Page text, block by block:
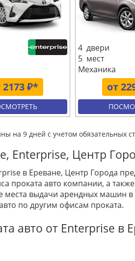
2173 ₽* от
4 двери
5 мест
Механика
на 9 дней с учетом обязательных
Enterprise, Центр
в Ереване, Центр Города
проката авто компании, а
выдачи арендных машин
по другим офисам проката.
авто от Enterprise в